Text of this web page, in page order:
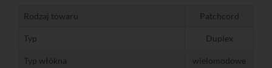
Rodzaj towaru Patchcord
Typ Duplex
Typ włókna wielomodowe